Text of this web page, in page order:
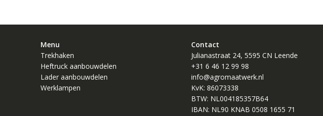
Menu
Trekhaken
Heftruck aanbouwdelen
Lader aanbouwdelen
Werklampen
Contact
Julianastraat 24, 5595 CN Leende
+31 6 46 12 99 98
info@agromaatwerk.nl
KvK: 86073338
BTW: NL004185357B64
IBAN: NL90 KNAB 0508 1655 71